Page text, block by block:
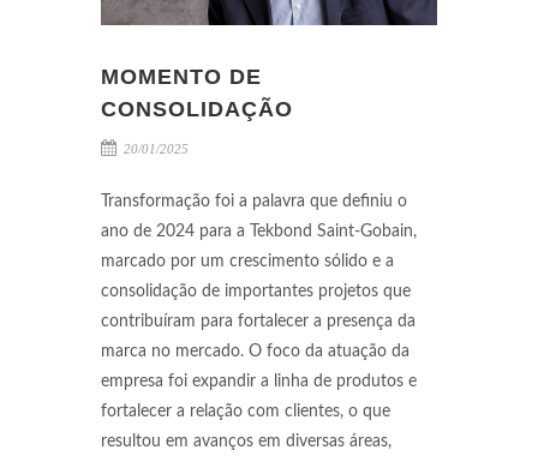
MOMENTO DE
CONSOLIDAÇÃO
20/01/2025
Transformação foi a palavra que definiu o
ano de 2024 para a Tekbond Saint-Gobain,
marcado por um crescimento sólido e a
consolidação de importantes projetos que
contribuíram para fortalecer a presença da
marca no mercado. O foco da atuação da
empresa foi expandir a linha de produtos e
fortalecer a relação com clientes, o que
resultou em avanços em diversas áreas,